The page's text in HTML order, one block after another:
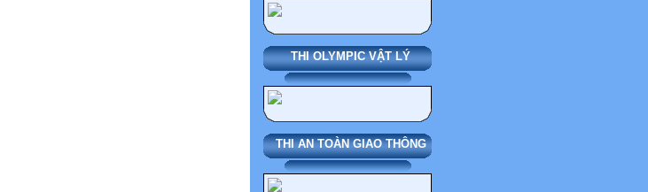
THI OLYMPIC VẬT LÝ
THI AN TOÀN GIAO THÔNG